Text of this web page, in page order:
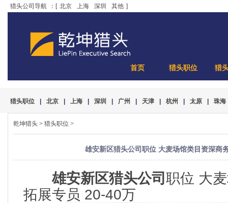
猎头公司导航 ：[ 北京 上海 深圳 其他 ]
首页 猎头职位 猎
猎头职位 北京 上海 深圳 广州 天津 杭州 太原 珠海
乾坤猎头 > 猎头职位 >
雄安新区猎头公司职位 大麦场馆类目资深商
雄安新区猎头公司职位 大
拓展专员 20-40万